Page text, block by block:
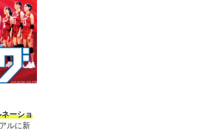
ーショ
ルに新